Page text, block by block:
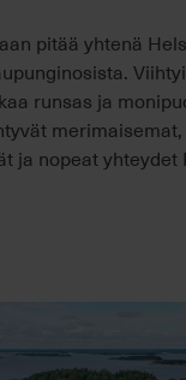
pitää yhtenä
runsas ja
ja nopeat yhteydet